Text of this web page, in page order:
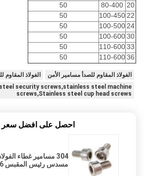
20
80-400
50
22
100-450
50
24
100-500
50
30
100-600
50
33
110-600
50
36
110-600
50
الفولاذ المقاوم للصدأ مسامير الأمن
الفولاذ
security screws,stainless steel machine
screws,Stainless steel cup head screws
احصل على افضل
304 مسامير غطاء